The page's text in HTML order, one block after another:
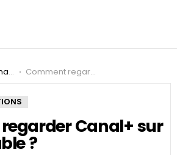
Comment regarder Canal+ sur mon portable ?
Canal+ sur
?